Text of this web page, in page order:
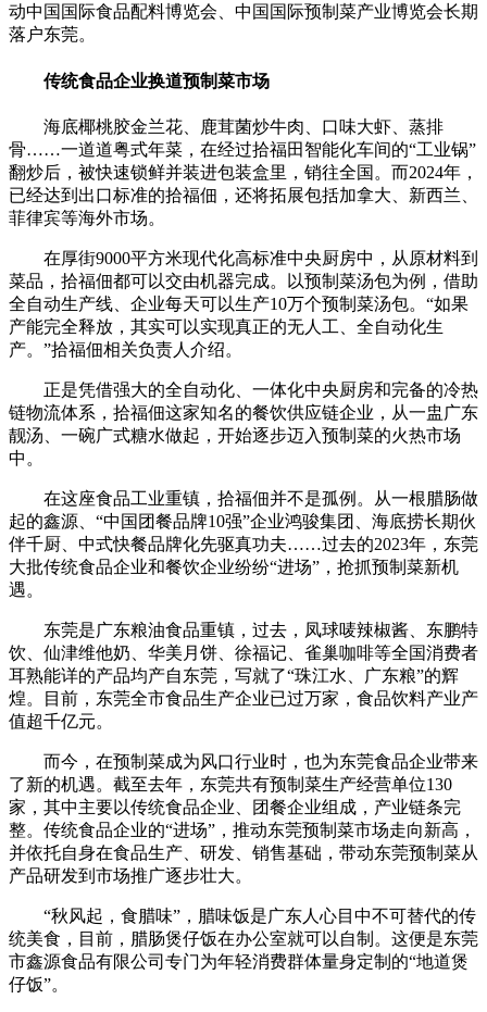
动中国国际食品配料博览会、中国国际预制菜产业博览会长期
落户东莞。
传统食品企业换道预制菜市场
海底椰桃胶金兰花、鹿茸菌炒牛肉、口味大虾、蒸排
骨……一道道粤式年菜，在经过拾福田智能化车间的“工业锅”
翻炒后，被快速锁鲜并装进包装盒里，销往全国。而2024年，
已经达到出口标准的拾福佃，还将拓展包括加拿大、新西兰、
菲律宾等海外市场。
在厚街9000平方米现代化高标准中央厨房中，从原材料到
菜品，拾福佃都可以交由机器完成。以预制菜汤包为例，借助
全自动生产线、企业每天可以生产10万个预制菜汤包。“如果
产能完全释放，其实可以实现真正的无人工、全自动化生
产。”拾福佃相关负责人介绍。
正是凭借强大的全自动化、一体化中央厨房和完备的冷热
链物流体系，拾福佃这家知名的餐饮供应链企业，从一盅广东
靓汤、一碗广式糖水做起，开始逐步迈入预制菜的火热市场
中。
在这座食品工业重镇，拾福佃并不是孤例。从一根腊肠做
起的鑫源、“中国团餐品牌10强”企业鸿骏集团、海底捞长期伙
伴千厨、中式快餐品牌化先驱真功夫……过去的2023年，东莞
大批传统食品企业和餐饮企业纷纷“进场”，抢抓预制菜新机
遇。
东莞是广东粮油食品重镇，过去，凤球唛辣椒酱、东鹏特
饮、仙津维他奶、华美月饼、徐福记、雀巢咖啡等全国消费者
耳熟能详的产品均产自东莞，写就了“珠江水、广东粮”的辉
煌。目前，东莞全市食品生产企业已过万家，食品饮料产业产
值超千亿元。
而今，在预制菜成为风口行业时，也为东莞食品企业带来
了新的机遇。截至去年，东莞共有预制菜生产经营单位130
家，其中主要以传统食品企业、团餐企业组成，产业链条完
整。传统食品企业的“进场”，推动东莞预制菜市场走向新高，
并依托自身在食品生产、研发、销售基础，带动东莞预制菜从
产品研发到市场推广逐步壮大。
“秋风起，食腊味”，腊味饭是广东人心目中不可替代的传
统美食，目前，腊肠煲仔饭在办公室就可以自制。这便是东莞
市鑫源食品有限公司专门为年轻消费群体量身定制的“地道煲
仔饭”。